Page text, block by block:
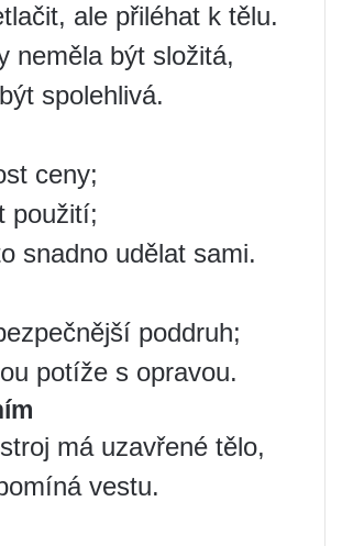
ale přiléhat k tělu.
neměla být složitá,
spolehlivá.
ceny;
použití;
snadno udělat sami.
poddruh;
potíže s opravou.
má uzavřené tělo,
vestu.